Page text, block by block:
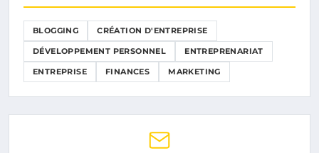
BLOGGING CRÉATION D'ENTREPRISE
DÉVELOPPEMENT PERSONNEL ENTREPRENARIAT
ENTREPRISE FINANCES MARKETING